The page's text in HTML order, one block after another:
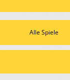
Alle Spiele